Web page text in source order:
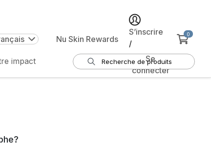
Nu Skin Rewards
S’inscrire
/
Se
connecter
0
impact
?